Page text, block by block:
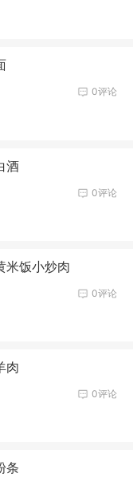
0评论
酒
0评论
米饭小炒肉
0评论
肉
0评论
条